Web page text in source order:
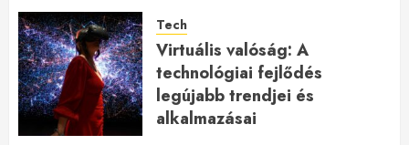
Tech
Virtuális valóság: A
technológiai fejlődés
legújabb trendjei és
alkalmazásai